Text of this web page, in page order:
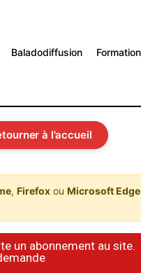
Baladodiffusion
à l'accueil
, Firefoxou Microsoft Edge
un abonnement au site.